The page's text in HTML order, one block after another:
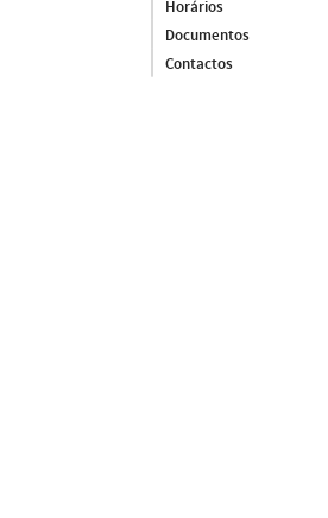
Horários
Documentos
Contactos